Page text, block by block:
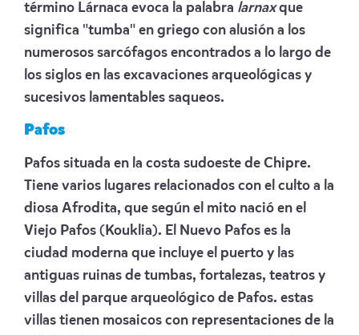
término Lárnaca evoca la palabra larnaxque
significa "tumba" en griego con alusión a los
numerosos sarcófagos encontrados a lo largo de
los siglos en las excavaciones arqueológicas y
sucesivos lamentables saqueos.
Pafos
Pafos situada en la costa sudoeste de Chipre.
Tiene varios lugares relacionados con el culto a la
diosa Afrodita, que según el mito nació en el
Viejo Pafos (Kouklia). El Nuevo Pafos es la
ciudad moderna que incluye el puerto y las
antiguas ruinas de tumbas, fortalezas, teatros y
villas del parque arqueológico de Pafos. estas
villas tienen mosaicos con representaciones de la